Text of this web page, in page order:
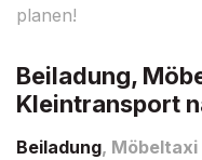
planen!
Beiladung,
Kleintransport
Beiladung,